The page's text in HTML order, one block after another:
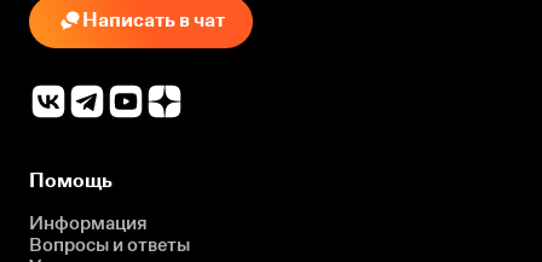
Написать в чат
Помощь
Информация
Вопросы и ответы